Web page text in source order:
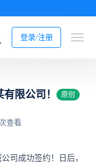
登录/注册
限公司！ 原创
查看
司成功签约！日后，